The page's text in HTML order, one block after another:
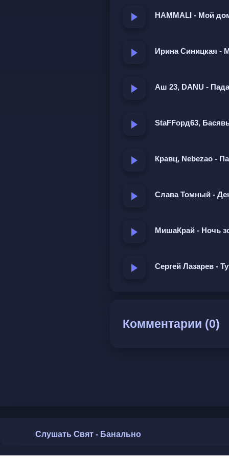
Я хочу к тебе обратно.
Я хочу к тебе обратно.
Ещё увидимся, до
О желании чувака
эгоизма, разойдясь.
HAMMALI - Мой
Ирина Синицкая -
Аш 23, DANU -
StaFFорд63,
Кравц, Nebezao -
Слава Томный -
МишаКрай - Ночь
Сергей Лазарев -
Комментарии (0)
Слушать Свят - Банально